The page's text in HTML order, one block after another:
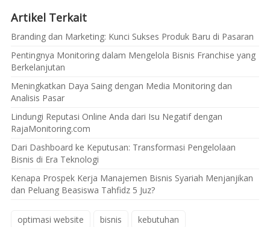
Artikel Terkait
Branding dan Marketing: Kunci Sukses Produk Baru di Pasaran
Pentingnya Monitoring dalam Mengelola Bisnis Franchise yang
Berkelanjutan
Meningkatkan Daya Saing dengan Media Monitoring dan
Analisis Pasar
Lindungi Reputasi Online Anda dari Isu Negatif dengan
RajaMonitoring.com
Dari Dashboard ke Keputusan: Transformasi Pengelolaan
Bisnis di Era Teknologi
Kenapa Prospek Kerja Manajemen Bisnis Syariah Menjanjikan
dan Peluang Beasiswa Tahfidz 5 Juz?
optimasi website bisnis kebutuhan